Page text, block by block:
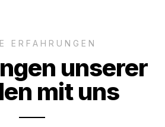
ERFAHRUNGEN
unserer
mit uns